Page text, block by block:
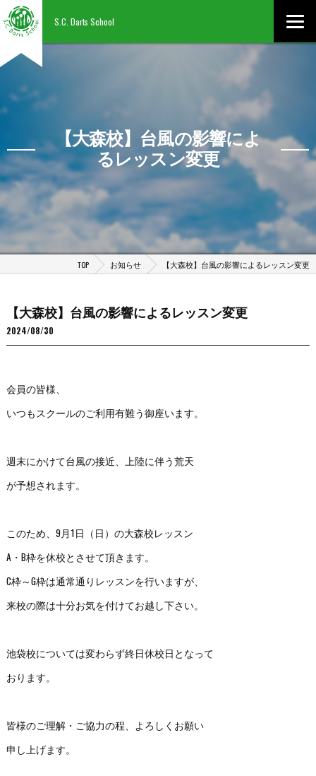
S.C. Darts School
【大森校】台風の影響によ
るレッスン変更
TOP お知らせ 【大森校】台風の影響によるレッスン変更
【大森校】台風の影響によるレッスン変更
2024/08/30
会員の皆様、
いつもスクールのご利用有難う御座います。
週末にかけて台風の接近、上陸に伴う荒天
が予想されます。
このため、9月1日（日）の大森校レッスン
A・B枠を休校とさせて頂きます。
C枠～G枠は通常通りレッスンを行いますが、
来校の際は十分お気を付けてお越し下さい。
池袋校については変わらず終日休校日となって
おります。
皆様のご理解・ご協力の程、よろしくお願い
申し上げます。